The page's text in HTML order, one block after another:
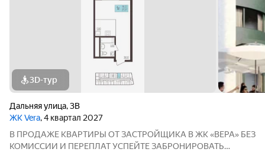
3D-тур
Дальняя улица,3В
ЖК Vera, 4 квартал 2027
В ПРОДАЖЕ КВАРТИРЫ ОТ ЗАСТРОЙЩИКА В ЖК «ВЕРА» БЕЗ
КОМИССИИ И ПЕРЕПЛАТ УСПЕЙТЕ ЗАБРОНИРОВАТЬ